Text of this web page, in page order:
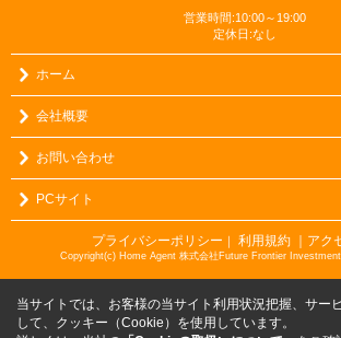
営業時間:10:00～19:00
定休日:なし
ホーム
会社概要
お問い合わせ
PCサイト
プライバシーポリシー ｜ 利用規約 ｜アク
Copyright(c) Home Agent 株式会社Future Frontier
当サイトでは、お客様の当サイト利用状況把握、サー
して、クッキー（Cookie）を使用しています。